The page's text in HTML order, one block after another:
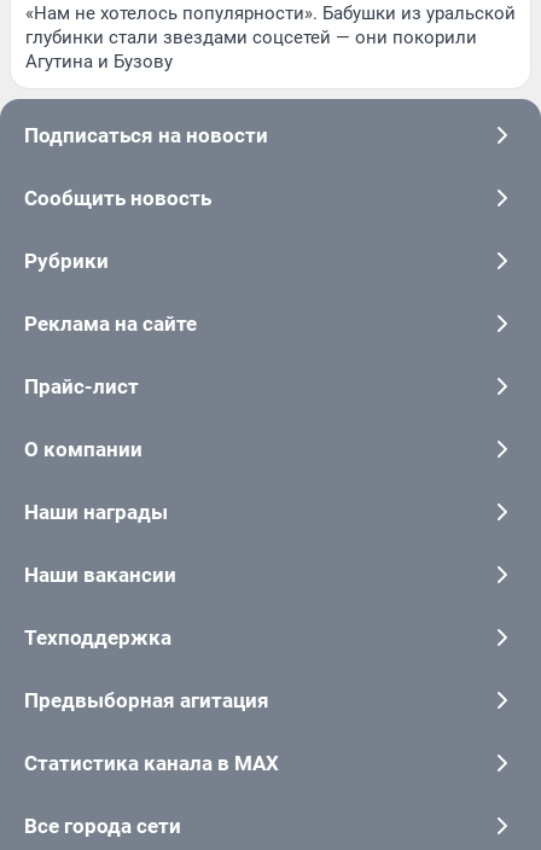
«Нам не хотелось популярности». Бабушки из уральской
глубинки стали звездами соцсетей — они покорили
Агутина и Бузову
Подписаться на новости
Сообщить новость
Рубрики
Реклама на сайте
Прайс-лист
О компании
Наши награды
Наши вакансии
Техподдержка
Предвыборная агитация
Статистика канала в MAX
Все города сети